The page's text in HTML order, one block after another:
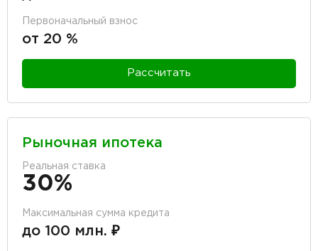
Первоначальный взнос
от 20 %
Рассчитать
Рыночная ипотека
Реальная ставка
30%
Максимальная сумма кредита
до 100 млн. ₽